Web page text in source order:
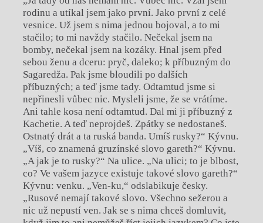
rodinu a utíkal jsem jako první. Jako první z celé
vesnice. Už jsem s nima jednou bojoval, a to mi
stačilo; to mi navždy stačilo. Nečekal jsem na
bomby, nečekal jsem na kozáky. Hnal jsem před
sebou ženu a dceru: pryč, daleko; k příbuzným do
Sagaredža. Pak jsme bloudili po dalších
příbuzných; a teď jsme tady. Odtamtud jsme si
nepřinesli vůbec nic. Mysleli jsme, že se vrátíme.
Ani tahle kosa není odtamtud. Dal mi ji příbuzný z
Kachetie. A teď neprojdeš. Zpátky se nedostaneš.
Ostnatý drát a ta ruská banda. Umíš rusky?“ Kývnu.
„Víš, co znamená gruzínské slovo gareth?“ Kývnu.
„A jak je to rusky?“ Na ulice. „Na ulici; to je blbost,
co? Ve vašem jazyce existuje takové slovo gareth?“
Kývnu: venku. „Ven-ku,“ odslabikuje česky.
„Rusové nemají takové slovo. Všechno sežerou a
nic už nepustí ven. Jak se s nima chceš domluvit,